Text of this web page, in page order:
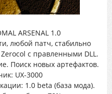
ARSENAL 1.0
любой патч, стабильно
с правленными DLL.
Поиск новых артефактов.
UX-3000
1.0 beta (база мода).